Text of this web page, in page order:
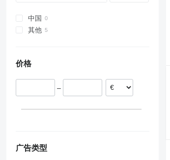
中国
其他
价格
–
广告类型